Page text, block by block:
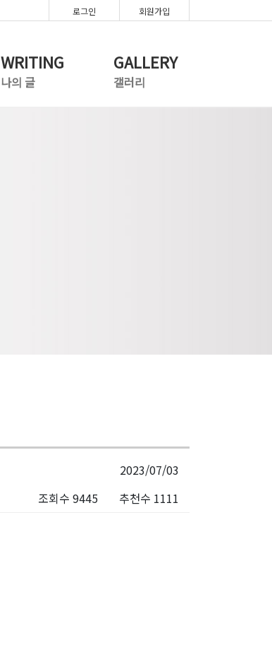
로그인 회원가입
WRITING
나의 글
GALLERY
갤러리
2023/07/03
조회수 9445 추천수 1111